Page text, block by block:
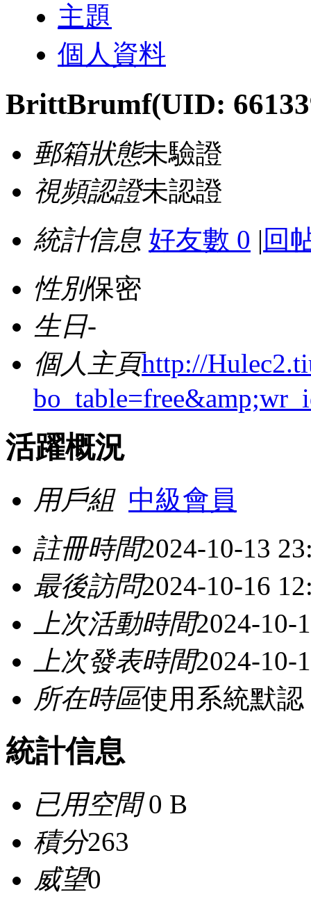
主題
個人資料
BrittBrumf(UID:
郵箱狀態未驗證
視頻認證未認證
統計信息 好友數 0 | 回
性別保密
生日-
個人主頁http://
活躍概況
用戶組 中級會員
註冊時間2024-10-13
最後訪問2024-10-16
上次活動時間2024-10-
上次發表時間2024-10-
所在時區使用系統默認
統計信息
已用空間0 B
積分263
威望0